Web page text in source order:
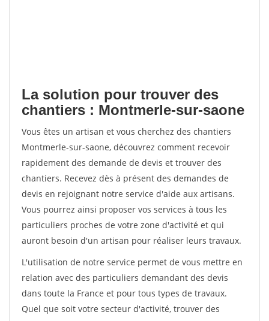
La solution pour trouver des
chantiers : Montmerle-sur-saone
Vous êtes un artisan et vous cherchez des chantiers
Montmerle-sur-saone, découvrez comment recevoir
rapidement des demande de devis et trouver des
chantiers. Recevez dès à présent des demandes de
devis en rejoignant notre service d'aide aux artisans.
Vous pourrez ainsi proposer vos services à tous les
particuliers proches de votre zone d'activité et qui
auront besoin d'un artisan pour réaliser leurs travaux.
L'utilisation de notre service permet de vous mettre en
relation avec des particuliers demandant des devis
dans toute la France et pour tous types de travaux.
Quel que soit votre secteur d'activité, trouver des